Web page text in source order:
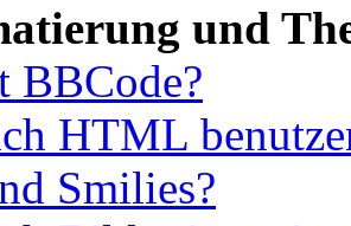
und
BBCode?
HTML
Smilies?